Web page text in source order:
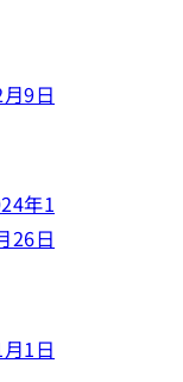
9日
年1
26日
1日